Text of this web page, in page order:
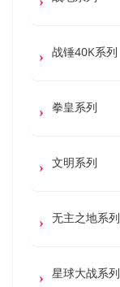
战锤40K系列
拳皇系列
文明系列
无主之地系列
星球大战系列